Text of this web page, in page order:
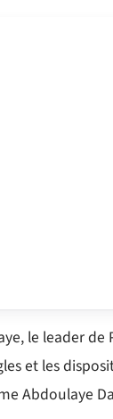
le leader
et les
Abdoulaye